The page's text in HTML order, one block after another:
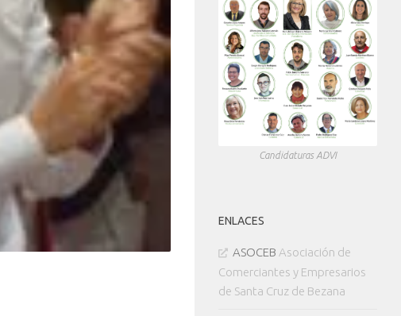
Candidaturas ADVI
ENLACES
ASOCEB Asociación de
Comerciantes y Empresarios
de Santa Cruz de Bezana